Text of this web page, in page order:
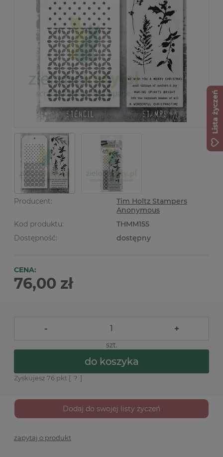
Producent:
Tim Holtz Stampers
Anonymous
Kod produktu:
THMM155
Dostępność:
dostępny
CENA:
76,00 zł
- +
szt.
do koszyka
Zyskujesz 76 pkt [ ? ]
Dodaj do swojej listy życzeń
zapytaj o produkt
Lista życzeń